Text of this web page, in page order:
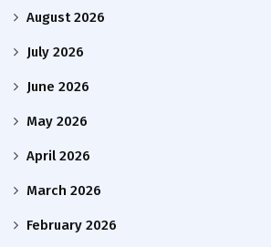
August 2026
July 2026
June 2026
May 2026
April 2026
March 2026
February 2026